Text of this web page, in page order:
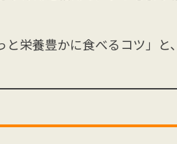
栄養豊かに食べるコツ」